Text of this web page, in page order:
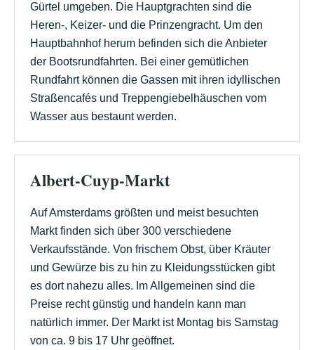
Gürtel umgeben. Die Hauptgrachten sind die
Heren-, Keizer- und die Prinzengracht. Um den
Hauptbahnhof herum befinden sich die Anbieter
der Bootsrundfahrten. Bei einer gemütlichen
Rundfahrt können die Gassen mit ihren idyllischen
Straßencafés und Treppengiebelhäuschen vom
Wasser aus bestaunt werden.
Albert-Cuyp-Markt
Auf Amsterdams größten und meist besuchten
Markt finden sich über 300 verschiedene
Verkaufsstände. Von frischem Obst, über Kräuter
und Gewürze bis zu hin zu Kleidungsstücken gibt
es dort nahezu alles. Im Allgemeinen sind die
Preise recht günstig und handeln kann man
natürlich immer. Der Markt ist Montag bis Samstag
von ca. 9 bis 17 Uhr geöffnet.